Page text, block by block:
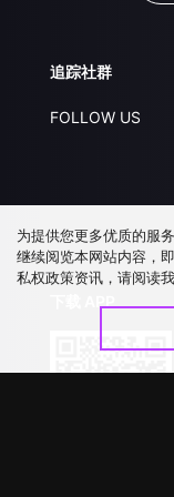
追踪社群
FOLLOW US
为提供您更多优质的服
继续阅览本网站内容，
私权政策资讯，请阅读